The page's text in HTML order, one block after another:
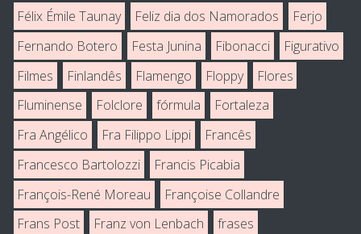
Félix Émile Taunay
Feliz dia dos Namorados
Ferjo
Fernando Botero
Festa Junina Fibonacci
Figurativo
Filmes
Finlandês Flamengo Floppy
Flores
Fluminense
Folclore fórmula
Fortaleza
Fra Angélico
Fra Filippo Lippi
Francês
Francesco Bartolozzi
Francis Picabia
François-René Moreau
Françoise Collandre
Frans Post
Franz von Lenbach
frases